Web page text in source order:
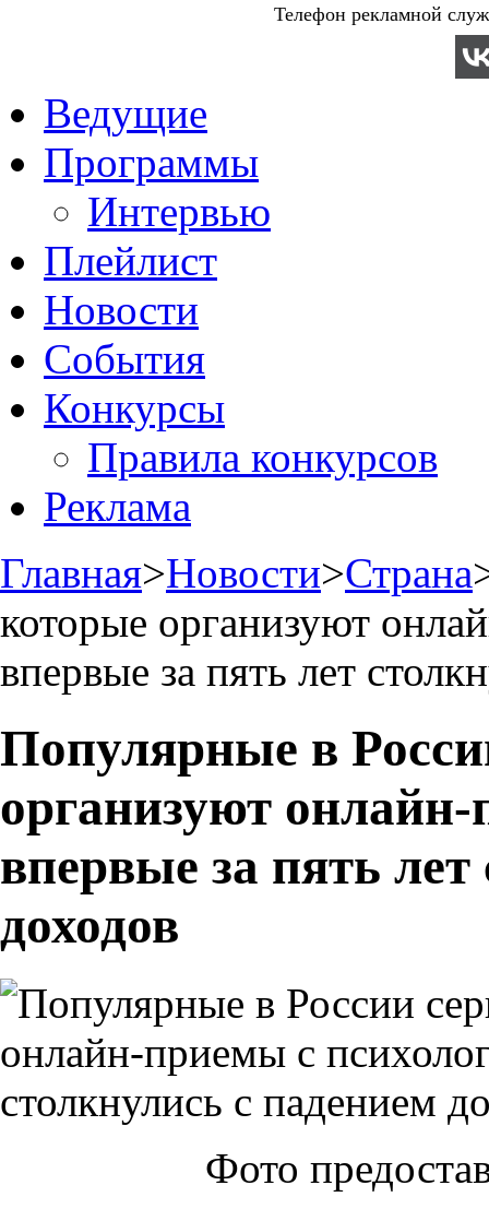
Телефон рекламной
Ведущие
Программы
Интервью
Плейлист
Новости
События
Конкурсы
Правила конкурсов
Реклама
Главная>Новости>Страна
которые организуют
впервые за пять лет
Популярные в
организуют
впервые за пять
доходов
Фото